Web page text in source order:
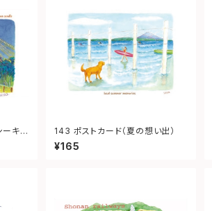
ーキャ
143 ポストカード（夏の想い出）
¥165